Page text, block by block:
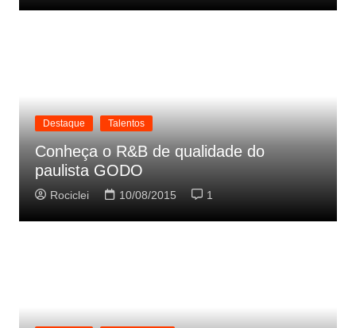
Destaque Talentos
Conheça o R&B de qualidade do
paulista GODO
Rociclei 10/08/2015 1